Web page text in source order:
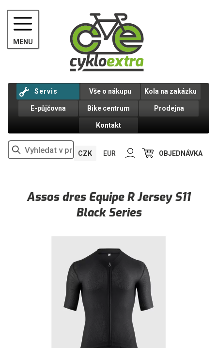
MENU
Servis Vše o nákupu Kola na zakázku
E-půjčovna Bike centrum Prodejna
Kontakt
CZK EUR OBJEDNÁVKA
Assos dres Equipe R Jersey S11
Black Series